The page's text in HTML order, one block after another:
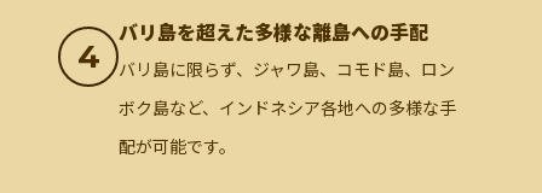
4
バリ島を超えた多様な離島への手配
バリ島に限らず、ジャワ島、コモド島、ロン
ボク島など、インドネシア各地への多様な手
配が可能です。